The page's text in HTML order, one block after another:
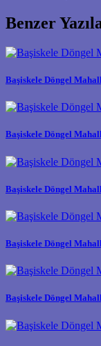
Benzer
Başiskele Döngel
Başiskele Döngel
Başiskele Döngel
Başiskele Döngel
Başiskele Döngel